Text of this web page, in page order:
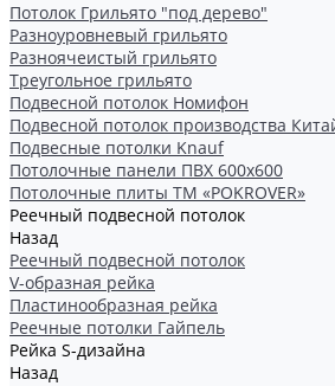
Потолок Грильято "под дерево"
Разноуровневый грильято
Разноячеистый грильято
Треугольное грильято
Подвесной потолок Номифон
Подвесной потолок производства
Подвесные потолки Knauf
Потолочные панели ПВХ 600х600
Потолочные плиты ТМ «POKROVER»
Реечный подвесной потолок
Назад
Реечный подвесной потолок
V-образная рейка
Пластинообразная рейка
Реечные потолки Гайпель
Рейка S-дизайна
Назад